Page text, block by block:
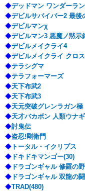
◆デッドマン ワンダーラ
◆デビルサバイバー2 最後
◆デビルマンχ
◆デビルマン3 悪魔ノ黙示
◆デビルメイクライ4
◆デビルメイクライ クロス
◆テラシグマ
◆テラフォーマーズ
◆天下布武2
◆天下布武3
◆天元突破グレンラガン極
◆天才バカボン 人類ウナ
◆討鬼伝
◆盗忍!剛衛門
◆ トータル・イクリプス
◆ ドキドキマンゴー(30)
◆ ドラゴンギャル 修羅の
◆ ドラゴンギャル 双龍の
◆TRAD(480)